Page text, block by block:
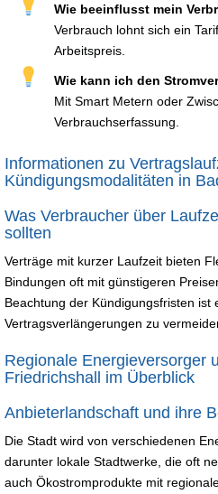
Wie beeinflusst mein
Verbrauch lohnt sich ein
Arbeitspreis.
Wie kann ich den
Mit Smart Metern oder
Verbrauchserfassung.
Informationen zu
Kündigungsmodalitäten in
Was Verbraucher über
sollten
Verträge mit kurzer Laufzeit bieten
Bindungen oft mit günstigeren
Beachtung der Kündigungsfristen ist
Vertragsverlängerungen zu
Regionale Energieversorger
Friedrichshall im Überblick
Anbieterlandschaft und ihre
Die Stadt wird von verschiedenen
darunter lokale Stadtwerke, die oft
auch Ökostromprodukte mit